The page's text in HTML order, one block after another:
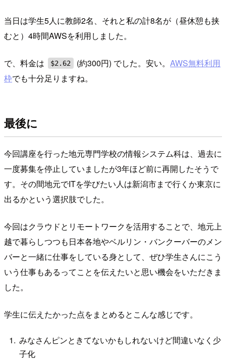
当日は学生5人に教師2名、それと私の計8名が（昼休憩も挟
むと）4時間AWSを利用しました。
で、料金は $2.62 (約300円) でした。安い。AWS無料利用
枠でも十分足りますね。
最後に
今回講座を行った地元専門学校の情報システム科は、過去に
一度募集を停止していましたが3年ほど前に再開したそうで
す。その間地元でITを学びたい人は新潟市まで行くか東京に
出るかという選択肢でした。
今回はクラウドとリモートワークを活用することで、地元上
越で暮らしつつも日本各地やベルリン・バンクーバーのメン
バーと一緒に仕事をしている身として、ぜひ学生さんにこう
いう仕事もあるってことを伝えたいと思い機会をいただきま
した。
学生に伝えたかった点をまとめるとこんな感じです。
みなさんピンときてないかもしれないけど間違いなく少
子化